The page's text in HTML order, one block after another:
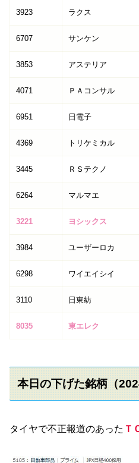
3923 ラクス
6707 サンケン
3853 アステリア
4071 ＰＡコンサル
6951 日電子
4369 トリケミカル
3445 ＲＳテクノ
6264 マルマエ
3221 ヨシックス
3984 ユーザーロカ
6298 ワイエイシイ
3110 日東紡
8035 東エレク
本日の下げた銘柄（
タイヤで不正報道のあった Ｔ